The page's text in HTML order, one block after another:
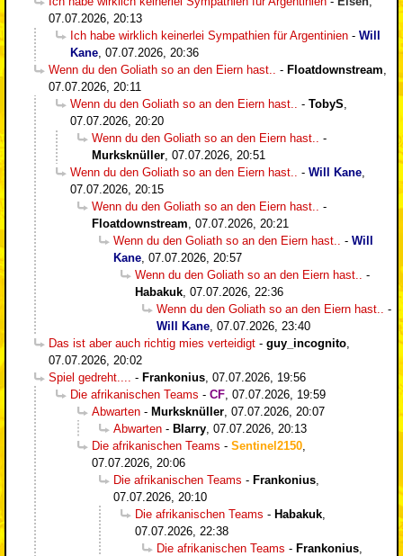
07.07.2026, 20:13
Ich habe wirklich keinerlei Sympathien für Argentinien - Will
Kane 07.07.2026, 20:36
Wenn du den Goliath so an den Eiern hast..
- Floatdownstream
07.07.2026, 20:11
Wenn du den Goliath so an den Eiern hast..
- TobyS
07.07.2026, 20:20
Wenn du den Goliath so an den Eiern hast..
-
Murksknüller 07.07.2026, 20:51
Wenn du den Goliath so an den Eiern hast..
- Will Kane
07.07.2026, 20:15
Wenn du den Goliath so an den Eiern hast..
-
Floatdownstream 07.07.2026, 20:21
Wenn du den Goliath so an den Eiern hast..
- Will
Kane 07.07.2026, 20:57
Wenn du den Goliath so an den Eiern hast..
-
Habakuk 07.07.2026, 22:36
Wenn du den Goliath so an den Eiern hast..
-
Will Kane 07.07.2026, 23:40
Das ist aber auch richtig mies verteidigt - guy_incognito
07.07.2026, 20:02
Spiel gedreht....
- Frankonius 07.07.2026, 19:56
Die afrikanischen Teams - CF 07.07.2026, 19:59
Abwarten - Murksknüller 07.07.2026, 20:07
Abwarten - Blarry 07.07.2026, 20:13
Die afrikanischen Teams - Sentinel2150
07.07.2026, 20:06
Die afrikanischen Teams - Frankonius
07.07.2026, 20:10
Die afrikanischen Teams - Habakuk
07.07.2026, 22:38
Die afrikanischen Teams - Frankonius